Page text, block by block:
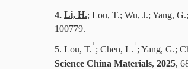
4. Li, H.; Lou, T.; Wu, J.; Yang,
100779.
5. Lou, T.
+
; Chen, L.
+
; Yang, G.;
Science China Materials, 2025,